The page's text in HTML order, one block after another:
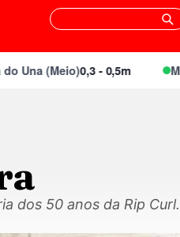
(Meio)0,3 - 0,5m
dos 50 anos da Rip Curl.